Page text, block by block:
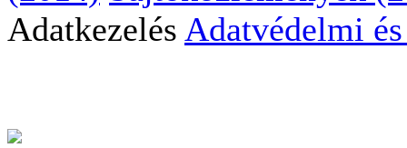
Adatkezelés Adatvédelmi